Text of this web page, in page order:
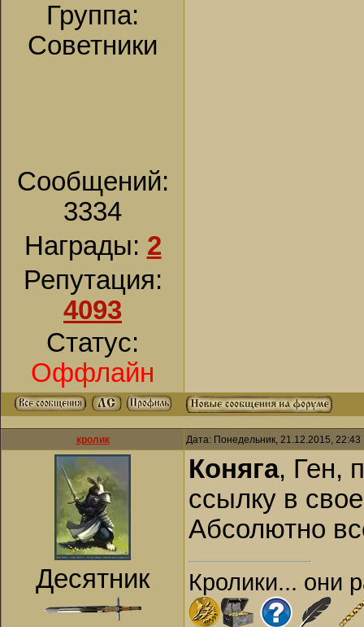
Группа:
Советники
Сообщений:
3334
Награды: 2
Репутация:
4093
Статус:
Оффлайн
кролик Дата: Понедельник, 21.12.2015,
Десятник
Коняга, Ген,
ссылку в
Абсолютно
Кролики... они